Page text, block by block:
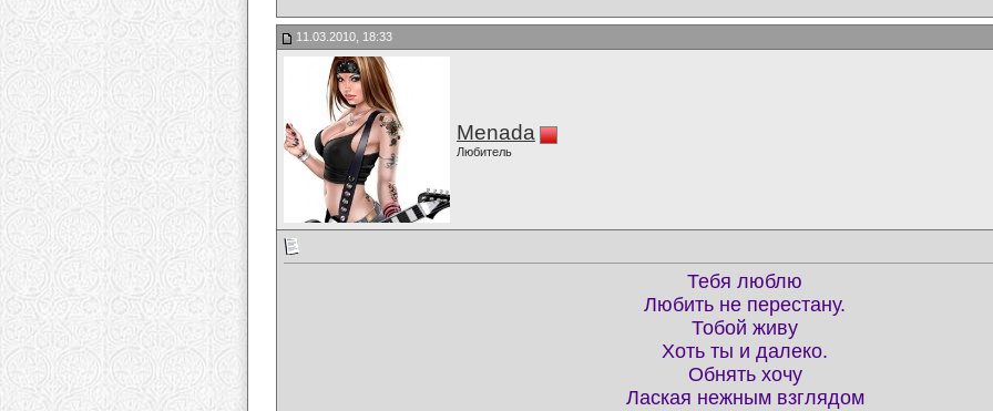
11.03.2010, 18:33
Menada
Любитель
Тебя люблю
Любить не перестану.
Тобой живу
Хоть ты и далеко.
Обнять хочу
Лаская нежным взглядом